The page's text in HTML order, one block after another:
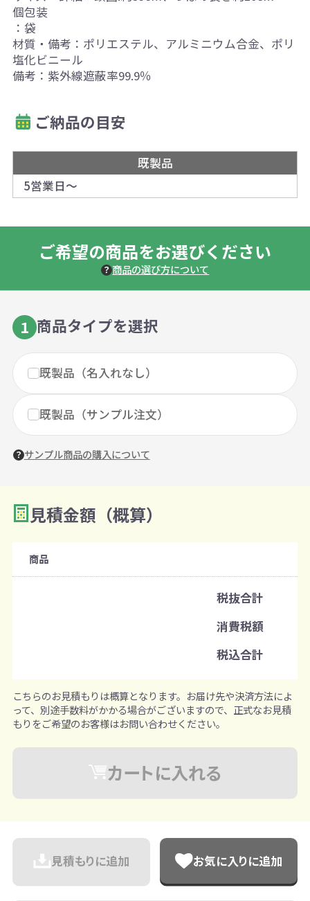
個包装
：袋
材質・備考：ポリエステル、アルミニウム合金、ポリ
塩化ビニール
備考：紫外線遮蔽率99.9％
ご納品の目安
既製品
5営業日～
ご希望の商品をお選びください
商品の選び方について
1 商品タイプを選択
既製品（名入れなし）
既製品（サンプル注文）
サンプル商品の購入について
2 数量を入力
購入条件
見積金額（概算）
商品
税抜合計
消費税額
税込合計
こちらのお見積もりは概算となります。お届け先や決済方法によ
って、別途手数料がかかる場合がございますので、正式なお見積
もりをご希望のお客様はお問い合わせください。
カートに入れる
見積もりに追加 お気に入りに追加